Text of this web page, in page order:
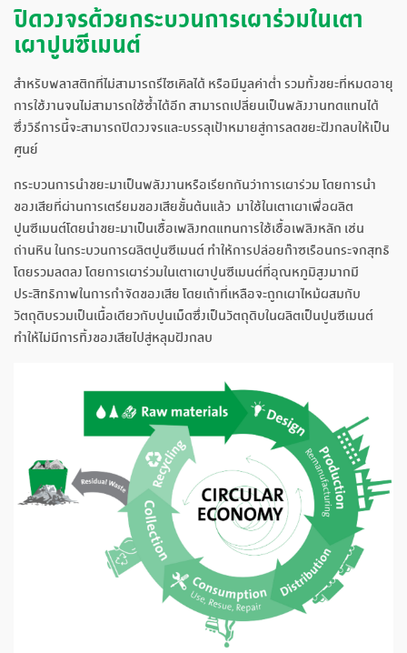
ปิดวงจรด้วยกระบวนการเผาร่วมในเตา
เผาปูนซีเมนต์
สำหรับพลาสติกที่ไม่สามารถรีไซเคิลได้ หรือมีมูลค่าต่ำ รวมทั้งขยะที่หมดอายุ
การใช้งานจนไม่สามารถใช้ซ้ำได้อีก สามารถเปลี่ยนเป็นพลังงานทดแทนได้
ซึ่งวิธีการนี้จะสามารถปิดวงจรและบรรลุเป้าหมายสู่การลดขยะฝังกลบให้เป็น
ศูนย์
กระบวนการนำขยะมาเป็นพลังงานหรือเรียกกันว่าการเผาร่วม โดยการนำ
ของเสียที่ผ่านการเตรียมของเสียขั้นต้นแล้ว มาใช้ในเตาเผาเพื่อผลิต
ปูนซีเมนต์โดยนำขยะมาเป็นเชื้อเพลิงทดแทนการใช้เชื้อเพลิงหลัก เช่น
ถ่านหิน ในกระบวนการผลิตปูนซีเมนต์ ทำให้การปล่อยก๊าซเรือนกระจกสุทธิ
โดยรวมลดลง โดยการเผาร่วมในเตาเผาปูนซีเมนต์ที่อุณหภูมิสูงมากมี
ประสิทธิภาพในการกำจัดของเสีย โดยเถ้าที่เหลือจะถูกเผาไหม้ผสมกับ
วัตถุดิบรวมเป็นเนื้อเดียวกับปูนเม็ดซึ่งเป็นวัตถุดิบในผลิตเป็นปูนซีเมนต์
ทำให้ไม่มีการทิ้งของเสียไปสู่หลุมฝังกลบ